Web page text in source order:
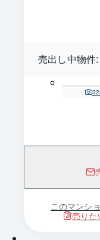
売出し中物件:
32
このマンシ
売りた